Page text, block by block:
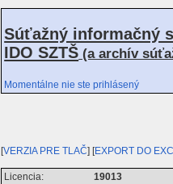
Súťažný informačný
IDO SZTŠ (a archív
Momentálne nie ste prihlásený
[VERZIA PRE TLAČ] [EXPORT DO
Licencia:
19013